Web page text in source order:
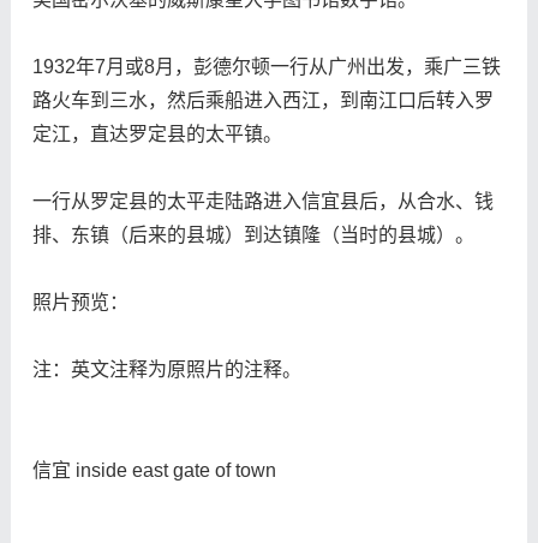
1932年7月或8月，彭德尔顿一行从广州出发，乘广三铁
路火车到三水，然后乘船进入西江，到南江口后转入罗
定江，直达罗定县的太平镇。
一行从罗定县的太平走陆路进入信宜县后，从合水、钱
排、东镇（后来的县城）到达镇隆（当时的县城）。
照片预览：
注：英文注释为原照片的注释。
信宜 inside east gate of town